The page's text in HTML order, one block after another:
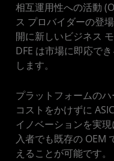
相互運用性への活動
ス プロバイダーの登
開に新しいビジネス
DFE は市場に即応で
します。
プラットフォームの
コストをかけずに
イノベーションを実
入者でも既存の OEM
えることが可能です。